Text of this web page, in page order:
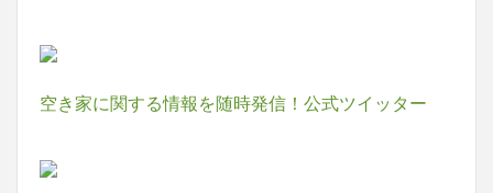
空き家に関する情報を随時発信！公式ツイッター